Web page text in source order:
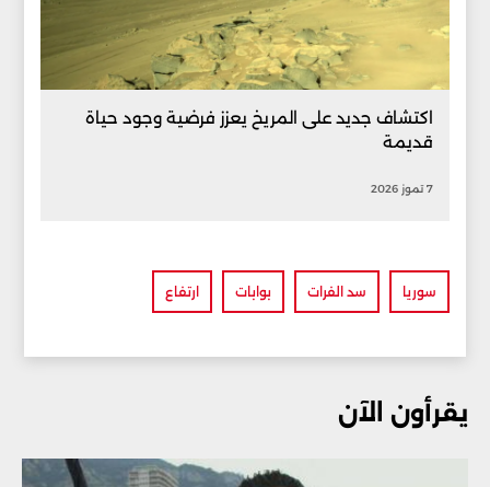
اكتشاف جديد على المريخ يعزز فرضية وجود حياة
قديمة
7 تموز 2026
سوريا سد الفرات بوابات ارتفاع
يقرأون الآن